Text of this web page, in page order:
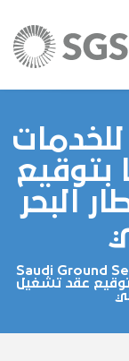
بتوقيع
البحر
Saudi Ground
بتوقيع عقد تشغيل